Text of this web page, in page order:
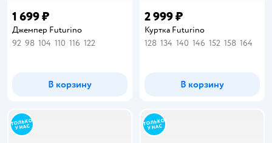
1 699 ₽
Джемпер Futurino
92 98 104 110 116 122
В корзину
2 999 ₽
Куртка Futurino
128 134 140 146 152 158 164
В корзину